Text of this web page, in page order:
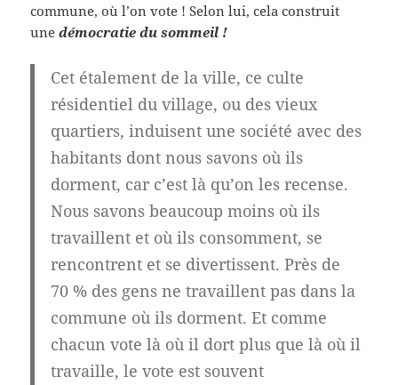
commune, où l’on vote ! Selon lui, cela construit
unedémocratie du sommeil !
Cet étalement de la ville, ce culte
résidentiel du village, ou des vieux
quartiers, induisent une société avec des
habitants dont nous savons où ils
dorment, car c’est là qu’on les recense.
Nous savons beaucoup moins où ils
travaillent et où ils consomment, se
rencontrent et se divertissent. Près de
70 % des gens ne travaillent pas dans la
commune où ils dorment. Et comme
chacun vote là où il dort plus que là où il
travaille, le vote est souvent